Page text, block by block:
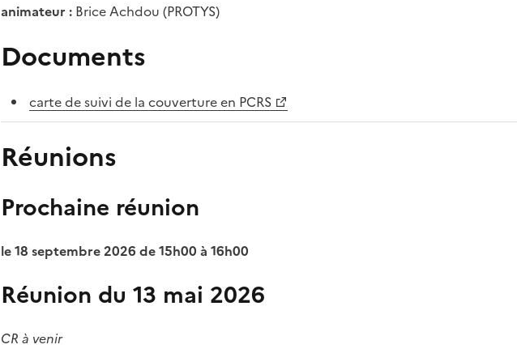
animateur : Brice Achdou (PROTYS)
Documents
carte de suivi de la couverture en PCRS
Réunions
Prochaine réunion
le 18 septembre 2026 de 15h00 à 16h00
Réunion du 13 mai 2026
CR à venir